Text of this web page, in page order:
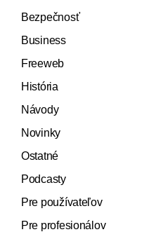
Bezpečnosť
Business
Freeweb
História
Návody
Novinky
Ostatné
Podcasty
Pre používateľov
Pre profesionálov